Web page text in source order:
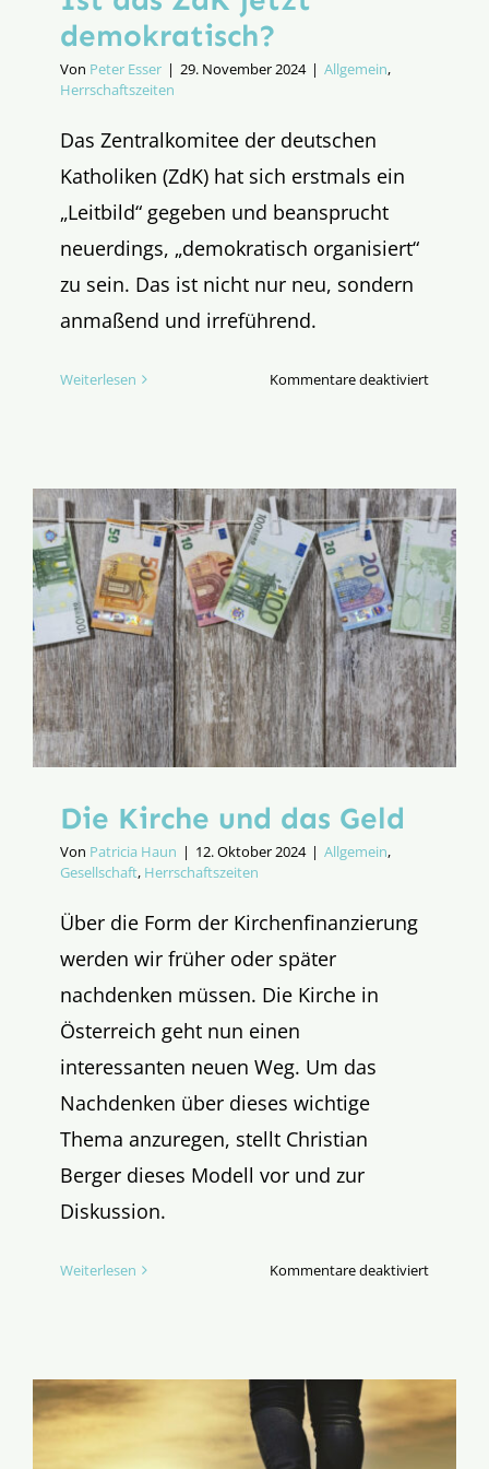
demokratisch?
Von Peter Esser | 29. November 2024 | Allgemein,
Herrschaftszeiten
Das Zentralkomitee der deutschen
Katholiken (ZdK) hat sich erstmals ein
„Leitbild“ gegeben und beansprucht
neuerdings, „demokratisch organisiert“
zu sein. Das ist nicht nur neu, sondern
anmaßend und irreführend.
Weiterlesen Kommentare deaktiviertfür
Die Kirche und das Geld
Von Patricia Haun | 12. Oktober 2024 | Allgemein,
Gesellschaft, Herrschaftszeiten
Über die Form der Kirchenfinanzierung
werden wir früher oder später
nachdenken müssen. Die Kirche in
Österreich geht nun einen
interessanten neuen Weg. Um das
Nachdenken über dieses wichtige
Thema anzuregen, stellt Christian
Berger dieses Modell vor und zur
Diskussion.
Weiterlesen Kommentare deaktiviertfür